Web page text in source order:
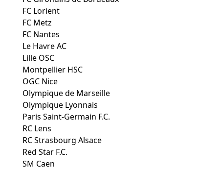
FC Lorient
FC Metz
FC Nantes
Le Havre AC
Lille OSC
Montpellier HSC
OGC Nice
Olympique de Marseille
Olympique Lyonnais
Paris Saint-Germain F.C.
RC Lens
RC Strasbourg Alsace
Red Star F.C.
SM Caen